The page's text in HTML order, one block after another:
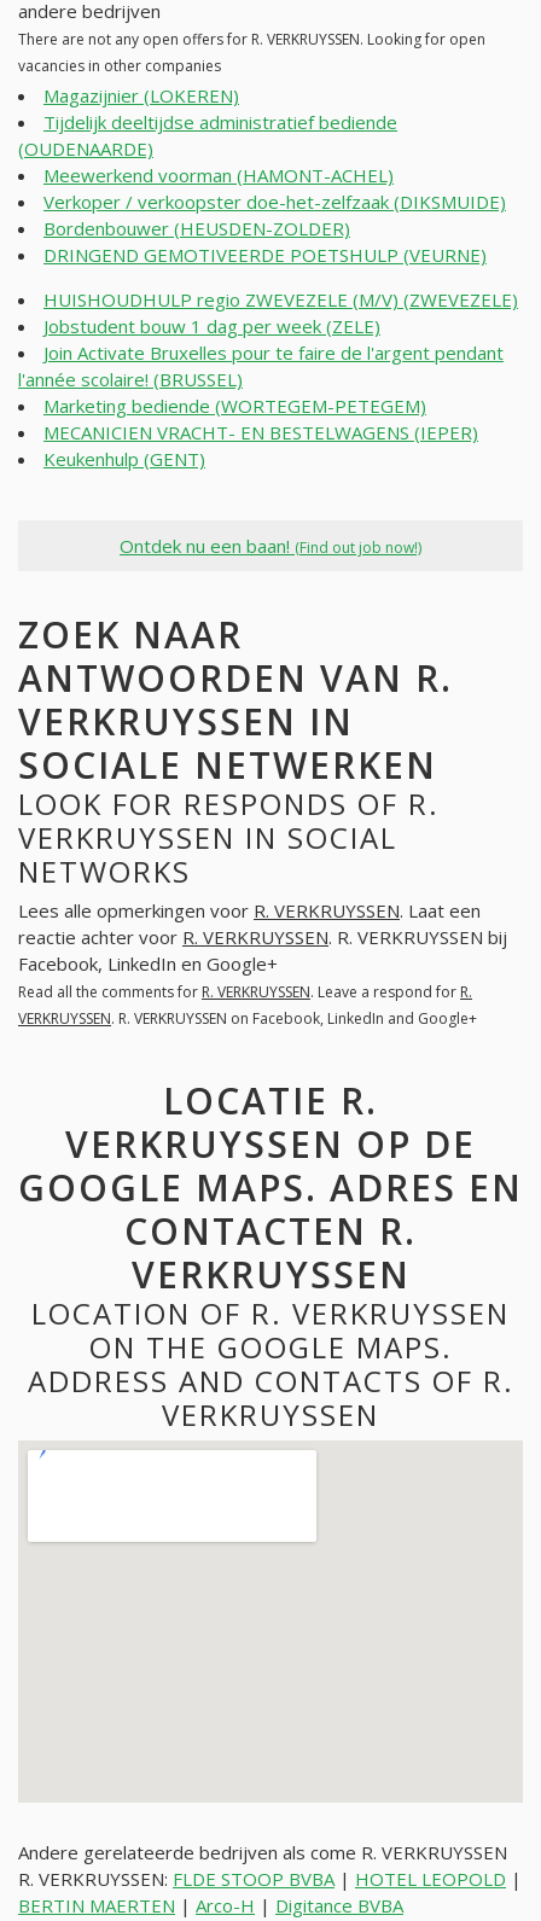
andere bedrijven
There are not any open offers for R. VERKRUYSSEN. Looking for open
vacancies in other companies
Magazijnier (LOKEREN)
Tijdelijk deeltijdse administratief bediende
(OUDENAARDE)
Meewerkend voorman (HAMONT-ACHEL)
Verkoper / verkoopster doe-het-zelfzaak (DIKSMUIDE)
Bordenbouwer (HEUSDEN-ZOLDER)
DRINGEND GEMOTIVEERDE POETSHULP (VEURNE)
HUISHOUDHULP regio ZWEVEZELE (M/V) (ZWEVEZELE)
Jobstudent bouw 1 dag per week (ZELE)
Join Activate Bruxelles pour te faire de l'argent pendant
l'année scolaire! (BRUSSEL)
Marketing bediende (WORTEGEM-PETEGEM)
MECANICIEN VRACHT- EN BESTELWAGENS (IEPER)
Keukenhulp (GENT)
Ontdek nu een baan! (Find out job now!)
ZOEK NAAR
ANTWOORDEN VAN R.
VERKRUYSSEN IN
SOCIALE NETWERKEN
LOOK FOR RESPONDS OF R.
VERKRUYSSEN IN SOCIAL
NETWORKS
Lees alle opmerkingen voor R. VERKRUYSSEN. Laat een
reactie achter voor R. VERKRUYSSEN. R. VERKRUYSSEN bij
Facebook, LinkedIn en Google+
Read all the comments for R. VERKRUYSSEN. Leave a respond for R.
VERKRUYSSEN. R. VERKRUYSSEN on Facebook, LinkedIn and Google+
LOCATIE R.
VERKRUYSSEN OP DE
GOOGLE MAPS. ADRES EN
CONTACTEN R.
VERKRUYSSEN
LOCATION OF R. VERKRUYSSEN
ON THE GOOGLE MAPS.
ADDRESS AND CONTACTS OF R.
VERKRUYSSEN
Andere gerelateerde bedrijven als come R. VERKRUYSSEN
R. VERKRUYSSEN: FLDE STOOP BVBA| HOTEL LEOPOLD |
BERTIN MAERTEN | Arco-H | Digitance BVBA